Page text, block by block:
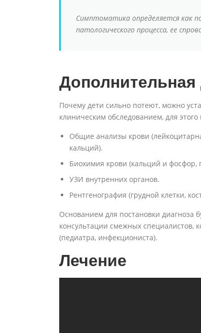
Симптоматика определяется как
патологического процесса, ее
Дополнительная
Почему дети сильно потеют, можно
клиническим обследованием, для
Общие анализы крови
кальций).
Биохимия крови (кальций и фосфор,
УЗИ внутренних органов.
Рентгенография (грудной клетки,
Основанием для постановки диагноза
консультации смежных специалистов,
(педиатра, инфекциониста).
Лечение